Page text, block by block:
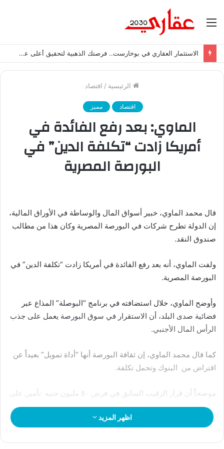
القائمة
الاستثمار العقاري في بوخارست.. فرصتك الذهبية لتحقيق أعلى عائد استثماري
الرئيسية / اقتصاد
اقتصاد مميز
الماوي: بعد رفع الفائدة في
أمريكا زادت “تكلفة الدين” في
البورصة المصرية
قال محمد الماوي، خبير أسواق المال والوساطة في الأوراق المالية،
إن الدولة تطرح شركات في البورصة المصرية وكان هذا من مطالب
صندوق النقد.
ولفت الماوي، أنه بعد رفع الفائدة في أمريكا زادت “تكلفة الدين” في
البورصة المصرية.
وأوضح الماوي، خلال استضافته في برنامج “البوصلة” المذاع عبر
فضائية صدى البلد، أن الاستقرار في سوق البورصة يعمل على جذب
الرأس المال الأجنبي.
كما قال محمد الماوي، إن ثقافة البورصة أنها “أداة تمويل” بعيداً عن
اقتراض من البنوك وتحمل تكلفة.
موضحاً أن قرار الرقيب السابق في فرض ٥٠ مليون جنيه تأمين على
الشركات.
تقليل نسبه التأمين لتتناسب مع دخل الشركات وأرباحها.
اظهر المزيد